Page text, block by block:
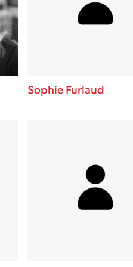
για chicken BBQ pizza
μπορείς να διαβάσεις σε
τα παιδιά: Η ανάγκη μας για
σύγκρουση με τη
Sophie Furlaud